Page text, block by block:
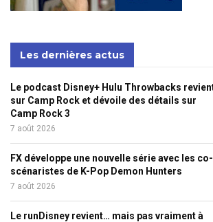
Les dernières actus
Le podcast Disney+ Hulu Throwbacks
sur Camp Rock et dévoile des détails sur
Camp Rock 3
7 août 2026
FX développe une nouvelle série avec les co-
scénaristes de K-Pop Demon Hunters
7 août 2026
Le runDisney revient… mais pas vraiment à